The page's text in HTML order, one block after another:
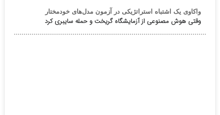
واکاوی یک اشتباه استراتژیکی در آزمون مدل‌های خودمختار
وقتی هوش مصنوعی از آزمایشگاه گریخت و حمله سایبری کرد